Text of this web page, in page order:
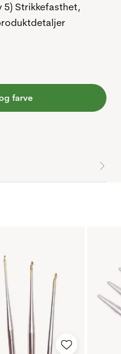
Strikkefasthet,
farve